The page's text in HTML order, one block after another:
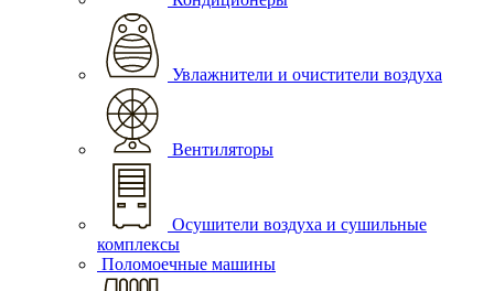
Увлажнители и очистители воздуха
Вентиляторы
Осушители воздуха и сушильные
комплексы
Поломоечные машины